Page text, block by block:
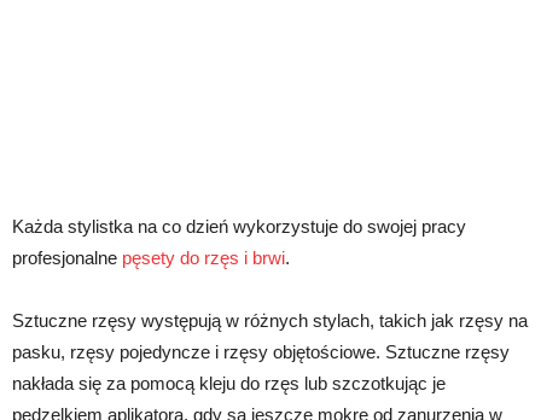
Każda stylistka na co dzień wykorzystuje do swojej pracy
profesjonalne pęsety do rzęs i brwi.
Sztuczne rzęsy występują w różnych stylach, takich jak rzęsy na
pasku, rzęsy pojedyncze i rzęsy objętościowe. Sztuczne rzęsy
nakłada się za pomocą kleju do rzęs lub szczotkując je
pędzelkiem aplikatora, gdy są jeszcze mokre od zanurzenia w